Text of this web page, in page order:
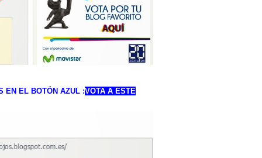
EN EL BOTÓN AZUL :VOTA A ESTE